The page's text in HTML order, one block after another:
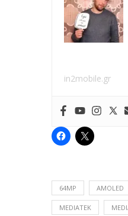
in2mobile.gr
64MP AMOLED
MEDIATEK